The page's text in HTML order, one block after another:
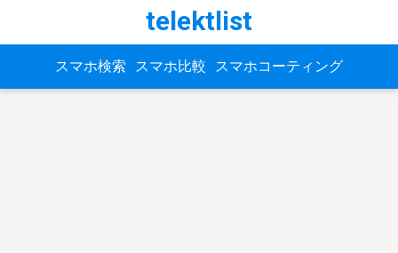
telektlist
スマホ検索 スマホ比較 スマホコーティング